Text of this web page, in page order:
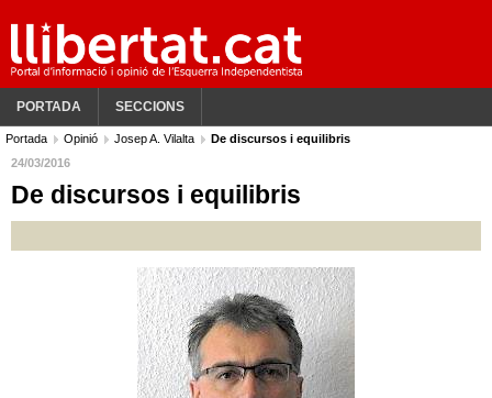
PORTADA SECCIONS
Portada Opinió Josep A. Vilalta
De discursos i equilibris
24/03/2016
De discursos i equilibris